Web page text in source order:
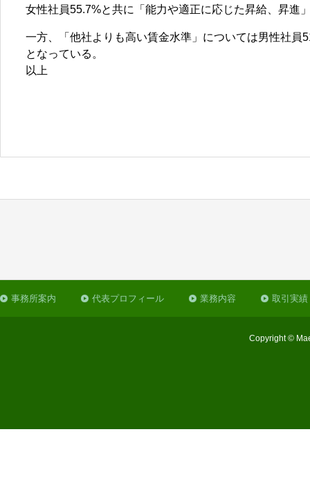
女性社員55.7%と共に「能力や適正に応じた昇給、昇進
一方、「他社よりも高い賃金水準」については男性社
となっている。
以上
事務所案内 代表プロフィール 業務内容 取引実績
Copyright ©